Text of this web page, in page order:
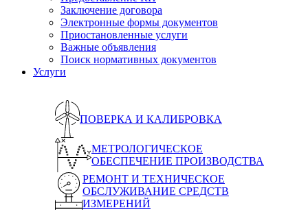
Заключение договора
Электронные формы документов
Приостановленные услуги
Важные объявления
Поиск нормативных документов
Услуги
ПОВЕРКА И КАЛИБРОВКА
МЕТРОЛОГИЧЕСКОЕ
ОБЕСПЕЧЕНИЕ ПРОИЗВОДСТВА
РЕМОНТ И ТЕХНИЧЕСКОЕ
ОБСЛУЖИВАНИЕ СРЕДСТВ
ИЗМЕРЕНИЙ